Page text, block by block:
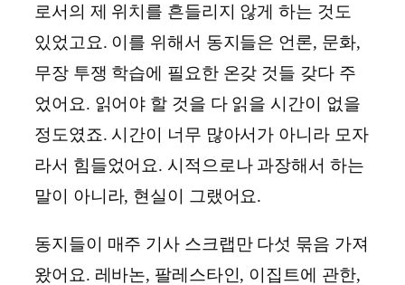
로서의 제 위치를 흔들리지 않게 하는 것도
있었고요. 이를 위해서 동지들은 언론, 문화,
무장 투쟁 학습에 필요한 온갖 것들 갖다 주
었어요. 읽어야 할 것을 다 읽을 시간이 없을
정도였죠. 시간이 너무 많아서가 아니라 모자
라서 힘들었어요. 시적으로나 과장해서 하는
말이 아니라, 현실이 그랬어요.
동지들이 매주 기사 스크랩만 다섯 묶음 가져
왔어요. 레바논, 팔레스타인, 이집트에 관한,